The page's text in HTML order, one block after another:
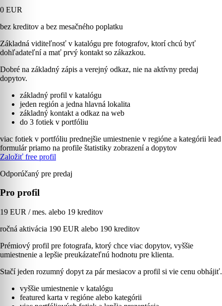
0 EUR
bez kreditov a bez mesačného poplatku
Základná viditeľnosť v katalógu pre fotografov, ktorí chcú byť
dohľadateľní a mať prvý kontakt so zákazkou.
Dobré na základný zápis a verejný odkaz, nie na aktívny predaj
dopytov.
základný profil v katalógu
jeden región a jedna hlavná lokalita
základný kontakt a odkaz na web
do 3 fotiek v portfóliu
viac fotiek v portfóliu prednejšie umiestnenie v regióne a kategórii lead
formulár priamo na profile štatistiky zobrazení a dopytov
Založiť free profil
Odporúčaný pre predaj
Pro profil
19 EUR / mes. alebo 19 kreditov
ročná aktivácia 190 EUR alebo 190 kreditov
Prémiový profil pre fotografa, ktorý chce viac dopytov, vyššie
umiestnenie a lepšie preukázateľnú hodnotu pre klienta.
Stačí jeden rozumný dopyt za pár mesiacov a profil si vie cenu obhájiť.
vyššie umiestnenie v katalógu
featured karta v regióne alebo kategórii